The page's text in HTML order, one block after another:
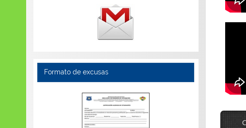
Formato de excusas